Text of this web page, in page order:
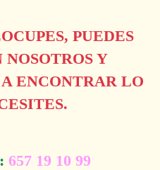
PUEDES
Y
ENCONTRAR LO
657 19 10 99